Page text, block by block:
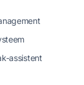
assistent